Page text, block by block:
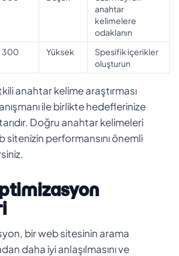
anahtar
kelimelere
odaklanın
300 Yüksek
Spesifik içerikler
oluşturun
anahtar kelime araştırması
ile birlikte hedeflerinize
Doğru anahtar kelimeleri
sitenizin performansını önemli
bir web sitesinin arama
daha iyi anlaşılmasını ve